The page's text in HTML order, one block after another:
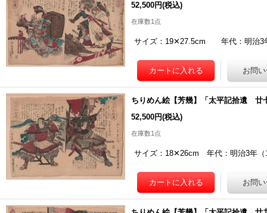
52,500円(税込)
在庫数1点
サイズ：19✕27.5cm 年代：明治3
ちりめん絵【芳幾】「太平記拾遺
52,500円(税込)
在庫数1点
サイズ：18✕26cm 年代：明治3年（